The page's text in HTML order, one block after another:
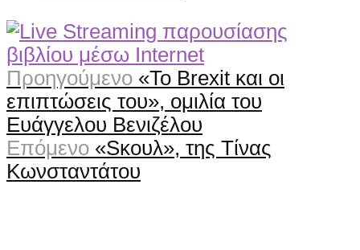
Προηγούμενο «Το Brexit και οι
επιπτώσεις του», ομιλία του
Ευάγγελου Βενιζέλου
Επόμενο «Sκουλ», της Τίνας
Κωνσταντάτου